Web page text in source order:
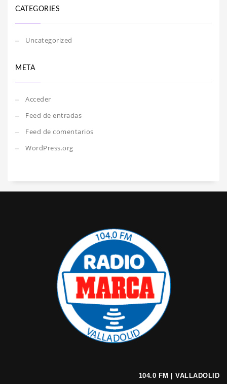
CATEGORIES
Uncategorized
META
Acceder
Feed de entradas
Feed de comentarios
WordPress.org
104.0 FM | VALLADOLID